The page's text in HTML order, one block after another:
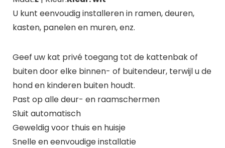
U kunt eenvoudig installeren in ramen, deuren,
kasten, panelen en muren, enz.
Geef uw kat privé toegang tot de kattenbak of
buiten door elke binnen- of buitendeur, terwijl u de
hond en kinderen buiten houdt.
Past op alle deur- en raamschermen
Sluit automatisch
Geweldig voor thuis en huisje
Snelle en eenvoudige installatie